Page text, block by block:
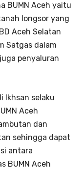
BUMN Aceh yaitu
longsor yang
Aceh Selatan
Satgas dalam
penyaluran
Ikhsan selaku
Aceh
dan
sehingga dapat
antara
BUMN Aceh